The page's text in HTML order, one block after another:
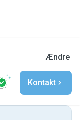
Ændre
Kontakt